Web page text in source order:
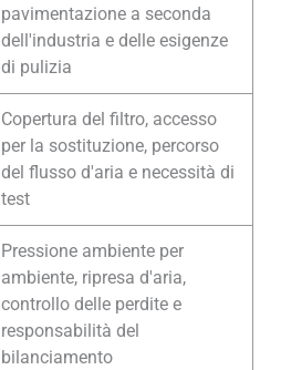
pavimentazione a seconda
dell'industria e delle esigenze
di pulizia
Copertura del filtro, accesso
per la sostituzione, percorso
del flusso d'aria e necessità di
test
Pressione ambiente per
ambiente, ripresa d'aria,
controllo delle perdite e
responsabilità del
bilanciamento